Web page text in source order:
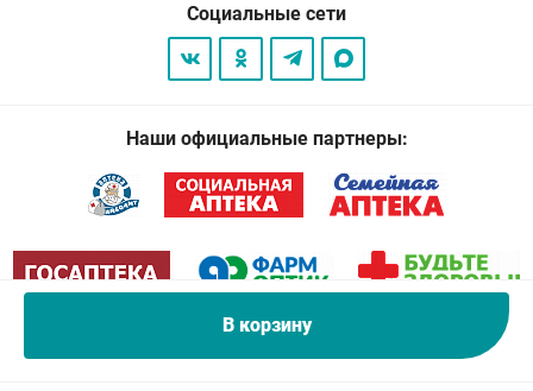
В корзину
Социальные сети
Наши официальные партнеры: